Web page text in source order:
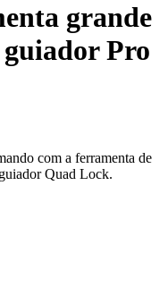
grande
Pro
com a ferramenta de
Quad Lock.